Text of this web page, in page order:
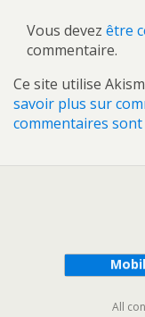
Vous devez être
commentaire.
Ce site utilise
savoir plus sur
commentaires
All